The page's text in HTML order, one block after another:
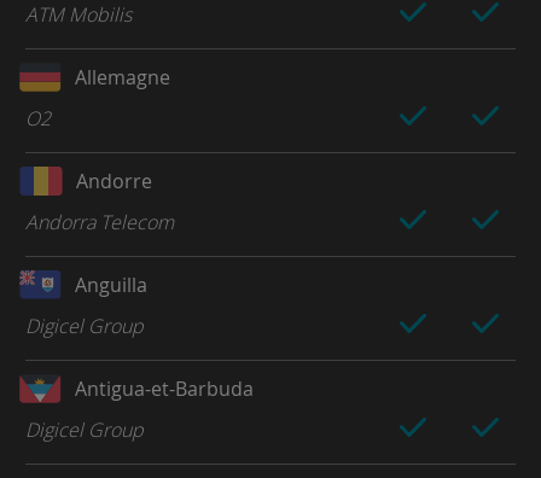
ATM Mobilis
Allemagne
O2
Andorre
Andorra Telecom
Anguilla
Digicel Group
Antigua-et-Barbuda
Digicel Group